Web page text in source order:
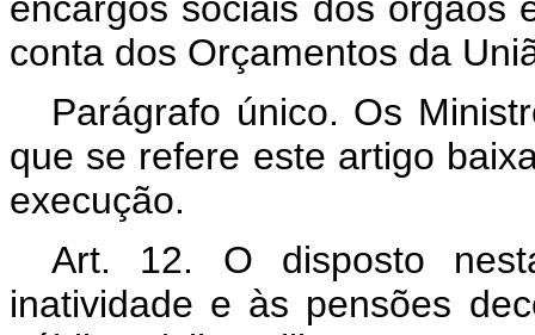
conta dos Orçamentos da
Parágrafo único. Os
que se refere este artigo
execução.
Art. 12. O disposto
inatividade e às pensões